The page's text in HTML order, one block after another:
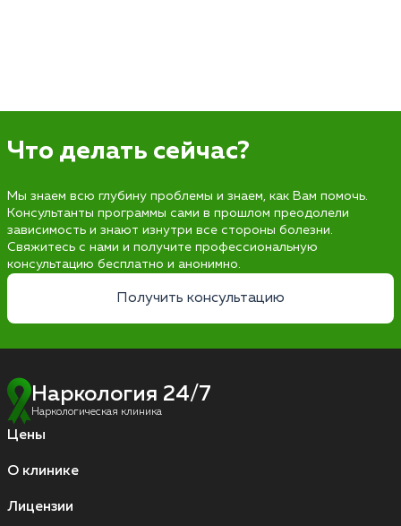
Что делать сейчас?
Мы знаем всю глубину проблемы и знаем, как Вам помочь.
Консультанты программы сами в прошлом преодолели
зависимость и знают изнутри все стороны болезни.
Свяжитесь с нами и получите профессиональную
консультацию бесплатно и анонимно.
Получить консультацию
Наркология 24/7
Наркологическая клиника
Цены
О клинике
Лицензии